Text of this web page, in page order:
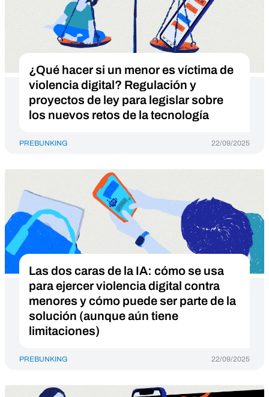
¿Qué hacer si un menor es víctima de
violencia digital? Regulación y
proyectos de ley para legislar sobre
los nuevos retos de la tecnología
PREBUNKING 22/09/2025
Las dos caras de la IA: cómo se usa
para ejercer violencia digital contra
menores y cómo puede ser parte de la
solución (aunque aún tiene
limitaciones)
PREBUNKING 22/09/2025